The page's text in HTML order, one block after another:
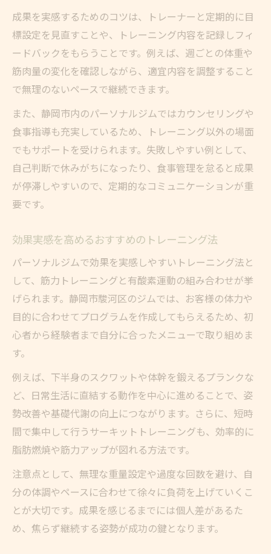
成果を実感するためのコツは、トレーナーと定期的に目
標設定を見直すことや、トレーニング内容を記録しフィ
ードバックをもらうことです。例えば、週ごとの体重や
筋肉量の変化を確認しながら、適宜内容を調整すること
で無理のないペースで継続できます。
また、静岡市内のパーソナルジムではカウンセリングや
食事指導も充実しているため、トレーニング以外の場面
でもサポートを受けられます。失敗しやすい例として、
自己判断で休みがちになったり、食事管理を怠ると成果
が停滞しやすいので、定期的なコミュニケーションが重
要です。
効果実感を高めるおすすめのトレーニング法
パーソナルジムで効果を実感しやすいトレーニング法と
して、筋力トレーニングと有酸素運動の組み合わせが挙
げられます。静岡市駿河区のジムでは、お客様の体力や
目的に合わせてプログラムを作成してもらえるため、初
心者から経験者まで自分に合ったメニューで取り組めま
す。
例えば、下半身のスクワットや体幹を鍛えるプランクな
ど、日常生活に直結する動作を中心に進めることで、姿
勢改善や基礎代謝の向上につながります。さらに、短時
間で集中して行うサーキットトレーニングも、効率的に
脂肪燃焼や筋力アップが図れる方法です。
注意点として、無理な重量設定や過度な回数を避け、自
分の体調やペースに合わせて徐々に負荷を上げていくこ
とが大切です。成果を感じるまでには個人差があるた
め、焦らず継続する姿勢が成功の鍵となります。